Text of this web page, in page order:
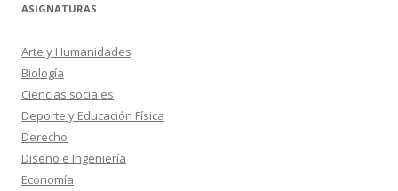
ASIGNATURAS
Arte y Humanidades
Biología
Ciencias sociales
Deporte y Educación Física
Derecho
Diseño e Ingeniería
Economía